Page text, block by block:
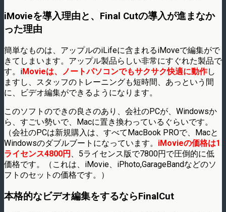
iMovieを導入理由と、Final Cutの導入が進まなか
った理由
簡単なものは、アップルのiLifeに含まれるiMoveで編集がで
きてしまいます。アップル製品らしい非常にすぐれた製品で
す。iMovieは、ノートパソコンでもサクサク快適に動作し
ますし、スタッフのトレーニングも短時間、あっという間
に、ビデオ編集ができるようになります。
このソフトのできの良さのあり、会社のPCが、Windowsか
ら、すごい勢いで、Macに置き換わっているぐらいです。
（会社のPCは新規購入は、すべてMacBook PROで、Macと
Windowsのダブルブートになっています。 iMovieの価格は1
ライセンス4800円
、5ライセンス版で7800円で圧倒的に低
価格です。（これは、iMovie、iPhoto,GarageBandなどのソ
フトのセットの価格です。）
本格的なビデオ編集をするならFinalCut